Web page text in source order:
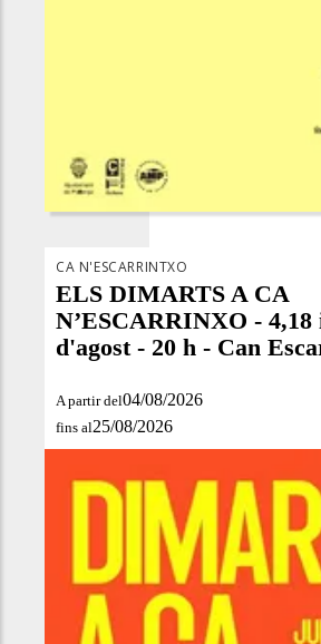
A partir del04/08/2026
fins al25/08/2026
CA N'ESCARRINTXO
ELS DIMARTS A CA
N’ESCARRINXO - 4,18
d'agost - 20 h - Can